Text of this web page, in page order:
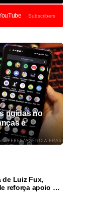
Subscribers
rígidas no
e
de Luiz Fux,
reforça apoio a